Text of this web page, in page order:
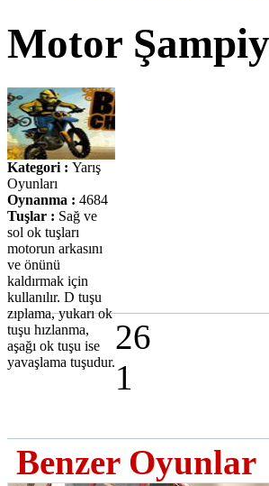
Motor
Kategori : Yarış
Oyunları
Oynanma : 4684
Tuşlar : Sağ ve
sol ok tuşları
motorun arkasını
ve önünü
kaldırmak için
kullanılır. D tuşu
zıplama, yukarı ok
tuşu hızlanma,
aşağı ok tuşu ise
yavaşlama tuşudur.
26
1
Benzer Oyunlar